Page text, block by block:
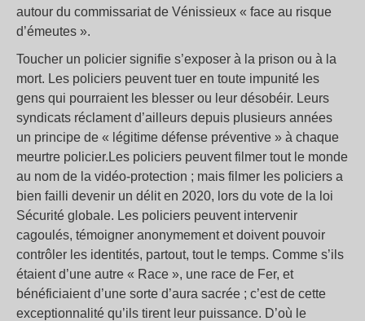
autour du commissariat de Vénissieux « face au risque
d’émeutes ».
Toucher un policier signifie s’exposer à la prison ou à la
mort. Les policiers peuvent tuer en toute impunité les
gens qui pourraient les blesser ou leur désobéir. Leurs
syndicats réclament d’ailleurs depuis plusieurs années
un principe de « légitime défense préventive » à chaque
meurtre policier.Les policiers peuvent filmer tout le monde
au nom de la vidéo-protection ; mais filmer les policiers a
bien failli devenir un délit en 2020, lors du vote de la loi
Sécurité globale. Les policiers peuvent intervenir
cagoulés, témoigner anonymement et doivent pouvoir
contrôler les identités, partout, tout le temps. Comme s’ils
étaient d’une autre « Race », une race de Fer, et
bénéficiaient d’une sorte d’aura sacrée ; c’est de cette
exceptionnalité qu’ils tirent leur puissance. D’où le